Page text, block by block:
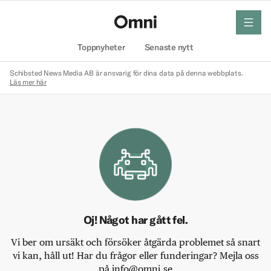
Toppnyheter Senaste nytt
meny
Schibsted News Media AB är ansvarig för dina data på denna webbplats.
Läs mer här
Oj! Något har gått fel.
Vi ber om ursäkt och försöker åtgärda problemet så snart
vi kan, håll ut! Har du frågor eller funderingar? Mejla oss